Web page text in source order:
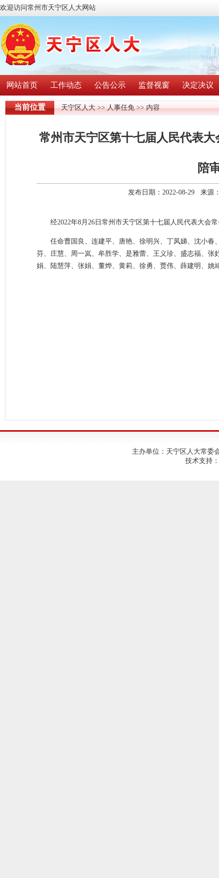
欢迎访问常州市天宁区人大网站
网站首页 工作动态 公告公示 监督视窗 决定决议
当前位置 天宁区人大>>人事任免>> 内容
常州市天宁区第十七届人民代表
陪
发布日期：2022-08-29 来源
经2022年8月26日常州市天宁区第十七届人民代表大会
任命曹国良、连建平、唐艳、徐明兴、丁凤娣、沈小
芬、庄慧、周一岚、牟胜学、是雅蕾、王义珍、盛志福、
娟、陆慧萍、张娟、董烨、黄莉、徐勇、贾伟、薛建明、
主办单位：天宁区人大常委
技术支持